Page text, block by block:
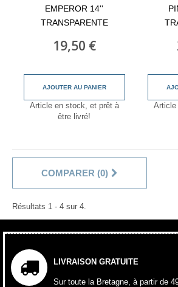
EMPEROR 14''
TRANSPARENTE
19,50 €
AJOUTER AU PANIER
Article en stock, et prêt à
être livré!
Article
COMPARER (0)
Résultats 1 - 4 sur 4.
LIVRAISON GRATUITE
Sur toute la Bretagne, à partir de